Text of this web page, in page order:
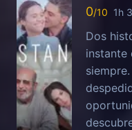
0 1h
Dos
instante